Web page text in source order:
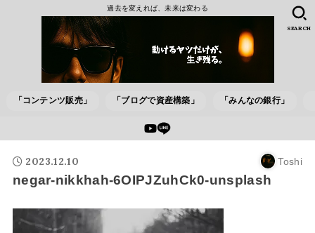
過去を変えれば、未来は変わる
「コンテンツ販売」 「ブログで資産構築」 「みんなの銀行」
SEARCH
2023.12.10 Toshi
negar-nikkhah-6OIPJZuhCk0-unsplash